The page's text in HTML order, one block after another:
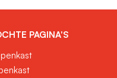
PAGINA'S